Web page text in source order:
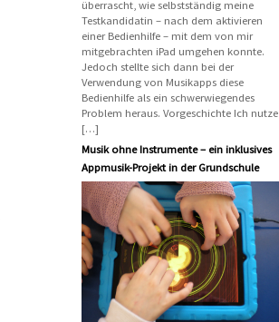
überrascht, wie selbstständig meine
Testkandidatin – nach dem aktivieren
einer Bedienhilfe – mit dem von mir
mitgebrachten iPad umgehen konnte.
Jedoch stellte sich dann bei der
Verwendung von Musikapps diese
Bedienhilfe als ein schwerwiegendes
Problem heraus. Vorgeschichte Ich nutze
[…]
Musik ohne Instrumente – ein inklusives
Appmusik-Projekt in der Grundschule